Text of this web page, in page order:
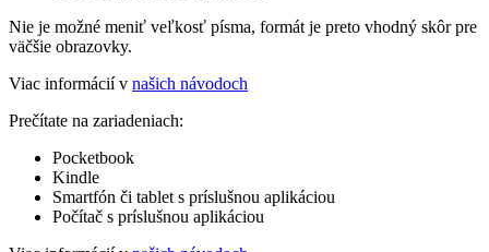
Nie je možné meniť veľkosť písma, formát je preto vhodný skôr pre
väčšie obrazovky.
Viac informácií v našich návodoch
Prečítate na zariadeniach:
Pocketbook
Kindle
Smartfón či tablet s príslušnou aplikáciou
Počítač s príslušnou aplikáciou